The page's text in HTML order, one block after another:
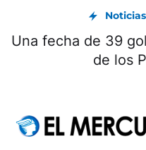
Una fecha de
de